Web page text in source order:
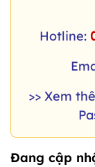
Hotline:
>> Xem
Đang cập